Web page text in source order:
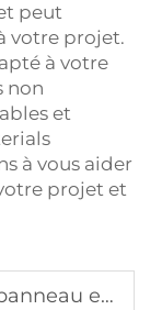
peut
votre projet.
à votre
non
et
à vous aider
projet et
pour les acheteurs industriels